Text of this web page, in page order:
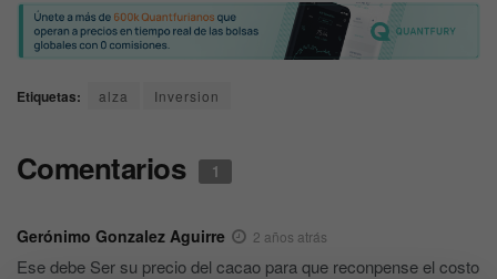
Etiquetas: alza Inversion
Comentarios 1
Gerónimo Gonzalez Aguirre 2 años atrás
Ese debe Ser su precio del cacao para que reconpense el costo